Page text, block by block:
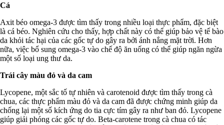
Cá
Axit béo omega-3 được tìm thấy trong nhiều loại thực phẩm, đặc biệt
là cá béo. Nghiên cứu cho thấy, hợp chất này có thể giúp bảo vệ tế bào
da khỏi tác hại của các gốc tự do gây ra bởi ánh nắng mặt trời. Hơn
nữa, việc bổ sung omega-3 vào chế độ ăn uống có thể giúp ngăn ngừa
một số loại ung thư da.
Trái cây màu đỏ và da cam
Lycopene, một sắc tố tự nhiên và carotenoid được tìm thấy trong cà
chua, các thực phẩm màu đỏ và da cam đã được chứng minh giúp da
chống lại một số kích ứng do tia cực tím gây ra như ban đỏ. Lycopene
giúp giải phóng các gốc tự do. Beta-carotene trong cà chua có tác